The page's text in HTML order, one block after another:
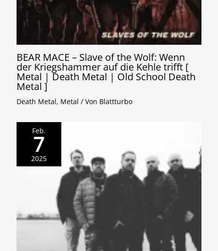
BEAR MACE – Slave of the Wolf: Wenn
der Kriegshammer auf die Kehle trifft [
Metal | Death Metal | Old School Death
Metal ]
Death Metal, Metal / Von Blattturbo
Feb.
7
2025